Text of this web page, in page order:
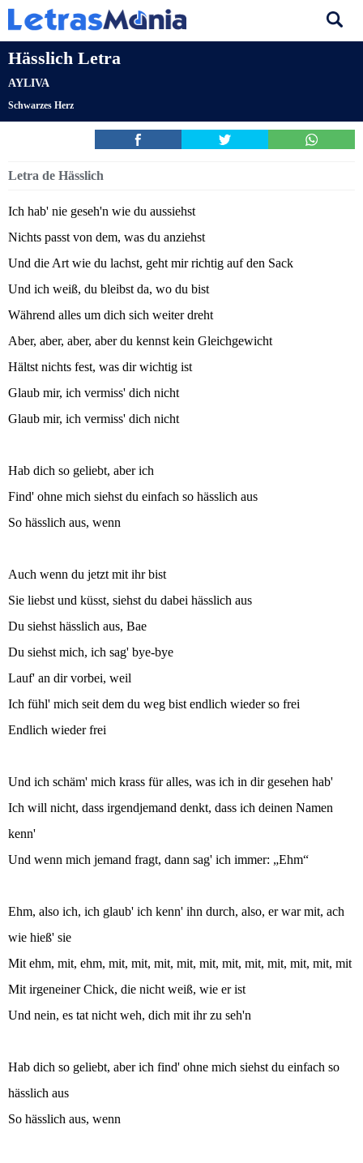
Hässlich Letra
AYLIVA
Schwarzes Herz
Letra de Hässlich
Ich hab' nie geseh'n wie du aussiehst
Nichts passt von dem, was du anziehst
Und die Art wie du lachst, geht mir richtig auf den Sack
Und ich weiß, du bleibst da, wo du bist
Während alles um dich sich weiter dreht
Aber, aber, aber, aber du kennst kein Gleichgewicht
Hältst nichts fest, was dir wichtig ist
Glaub mir, ich vermiss' dich nicht
Glaub mir, ich vermiss' dich nicht
Hab dich so geliebt, aber ich
Find' ohne mich siehst du einfach so hässlich aus
So hässlich aus, wenn
Auch wenn du jetzt mit ihr bist
Sie liebst und küsst, siehst du dabei hässlich aus
Du siehst hässlich aus, Bae
Du siehst mich, ich sag' bye-bye
Lauf' an dir vorbei, weil
Ich fühl' mich seit dem du weg bist endlich wieder so frei
Endlich wieder frei
Und ich schäm' mich krass für alles, was ich in dir gesehen hab'
Ich will nicht, dass irgendjemand denkt, dass ich deinen Namen
kenn'
Und wenn mich jemand fragt, dann sag' ich immer: „Ehm“
Ehm, also ich, ich glaub' ich kenn' ihn durch, also, er war mit, ach
wie hieß' sie
Mit ehm, mit, ehm, mit, mit, mit, mit, mit, mit, mit, mit, mit, mit, mit
Mit irgeneiner Chick, die nicht weiß, wie er ist
Und nein, es tat nicht weh, dich mit ihr zu seh'n
Hab dich so geliebt, aber ich find' ohne mich siehst du einfach so
hässlich aus
So hässlich aus, wenn